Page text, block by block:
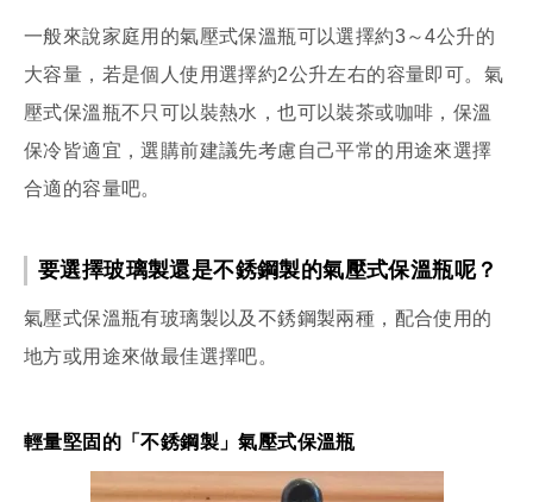
一般來說家庭用的氣壓式保溫瓶可以選擇約3～4公升的
大容量，若是個人使用選擇約2公升左右的容量即可。氣
壓式保溫瓶不只可以裝熱水，也可以裝茶或咖啡，保溫
保冷皆適宜，選購前建議先考慮自己平常的用途來選擇
合適的容量吧。
要選擇玻璃製還是不銹鋼製的氣壓式保溫瓶呢？
氣壓式保溫瓶有玻璃製以及不銹鋼製兩種，配合使用的
地方或用途來做最佳選擇吧。
輕量堅固的「不銹鋼製」氣壓式保溫瓶